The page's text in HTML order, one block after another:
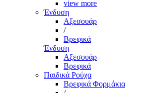
view more
Ένδυση
Αξεσουάρ
/
Βρεφικά
Ένδυση
Αξεσουάρ
Βρεφικά
Παιδικά Ρούχα
Βρεφικά Φορμάκια